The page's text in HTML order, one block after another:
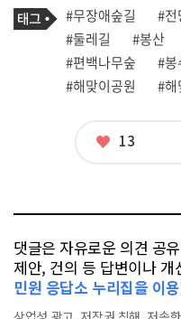
필 기
사
관
련
태
그
태
그
#무장애숲길 #전
#둘레길
#봉산
#편백나무숲
#봉
#해맞이공원
#해
좋
13
댓글은 자유로운 의견 공
제안, 건의 등 답변이나
민원 응답소 누리집을 이용